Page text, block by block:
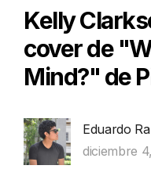
Kelly
cover de
Mind?" de
Eduardo
diciembre